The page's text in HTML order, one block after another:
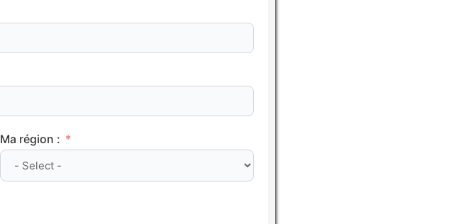
Le classement des meilleurs IFSI
sur Parcoursup 2026
Ma région :